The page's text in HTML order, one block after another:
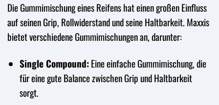
Die Gummimischung eines Reifens hat einen großen Einfluss
auf seinen Grip, Rollwiderstand und seine Haltbarkeit. Maxxis
bietet verschiedene Gummimischungen an, darunter:
Single Compound:Eine einfache Gummimischung, die
für eine gute Balance zwischen Grip und Haltbarkeit
sorgt.